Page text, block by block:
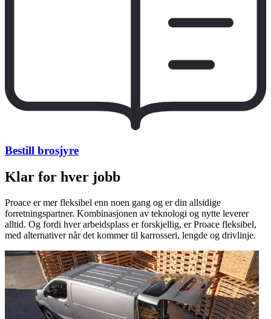
Bestill brosjyre
Klar for hver jobb
Proace er mer fleksibel enn noen gang og er din allsidige
forretningspartner. Kombinasjonen av teknologi og nytte leverer
alltid. Og fordi hver arbeidsplass er forskjellig, er Proace fleksibel,
med alternativer når det kommer til karrosseri, lengde og drivlinje.